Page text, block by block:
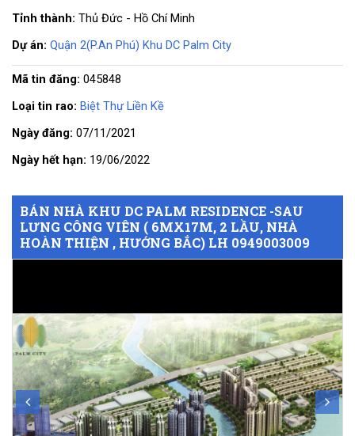
BÁN NHÀ KHU DC PALM RESIDENCE -SAU
LƯNG CÔNG VIÊN ( 6MX17M, 2 LẦU, NHÀ
HOÀN THIỆN , HƯỚNG BẮC) LH 0949003009
Tỉnh thành: Thủ Đức - Hồ Chí Minh
Dự án: Quận 2(P.An Phú) Khu DC Palm City
Mã tin đăng: 045848
Loại tin rao: Biệt Thự Liền Kề
Ngày đăng: 07/11/2021
Ngày hết hạn: 19/06/2022